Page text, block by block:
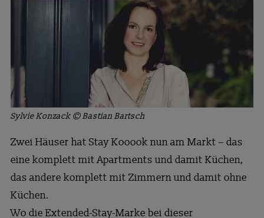
Sylvie Konzack © Bastian Bartsch
Zwei Häuser hat Stay Kooook nun am Markt – das
eine komplett mit Apartments und damit Küchen,
das andere komplett mit Zimmern und damit ohne
Küchen.
Wo die Extended-Stay-Marke bei dieser